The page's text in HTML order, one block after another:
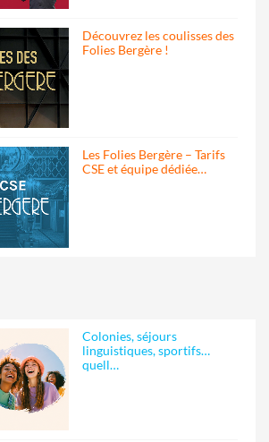
Découvrez les coulisses des
Folies Bergère !
Les Folies Bergère – Tarifs
CSE et équipe dédiée…
Colonies, séjours
linguistiques, sportifs…
quell…